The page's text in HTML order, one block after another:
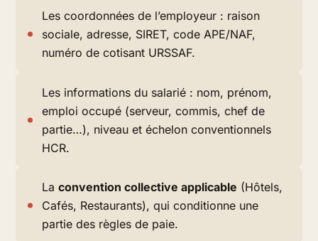
Les coordonnées de l’employeur : raison
sociale, adresse, SIRET, code APE/NAF,
numéro de cotisant URSSAF.
Les informations du salarié : nom, prénom,
emploi occupé (serveur, commis, chef de
partie…), niveau et échelon conventionnels
HCR.
Laconvention collective applicable (Hôtels,
Cafés, Restaurants), qui conditionne une
partie des règles de paie.